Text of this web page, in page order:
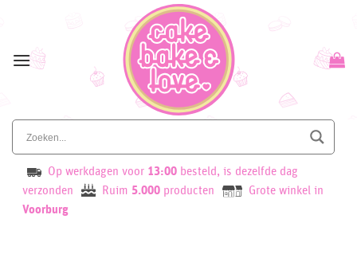
content
Op werkdagen voor 13:00 besteld, is dezelfde dag
verzonden
Ruim 5.000 producten
Grote winkel in
Voorburg